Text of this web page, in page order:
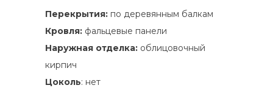
Перекрытия: по деревянным балкам
Кровля: фальцевые панели
Наружная отделка: облицовочный
кирпич
Цоколь: нет